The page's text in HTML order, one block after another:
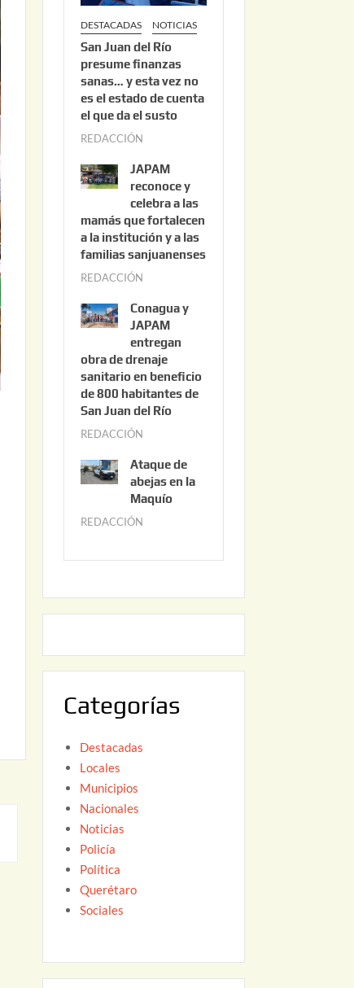
0
2
6
DESTACADAS NOTICIAS
San Juan del Río
presume finanzas
sanas… y esta vez no
es el estado de cuenta
el que da el susto
REDACCIÓN
s
t
o
3
0
2
6
JAPAM
reconoce y
celebra a las
mamás que fortalecen
a la institución y a las
familias sanjuanenses
REDACCIÓN
n
i
o
3
0
0
2
6
Conagua y
JAPAM
entregan
obra de drenaje
sanitario en beneficio
de 800 habitantes de
San Juan del Río
REDACCIÓN
n
i
0
2
Ataque de
abejas en la
Maquío
REDACCIÓN
y
2
Categorías
Destacadas
Locales
Municipios
Nacionales
Noticias
Policía
Política
Querétaro
Sociales